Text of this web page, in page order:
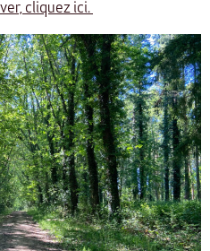
cliquez ici.